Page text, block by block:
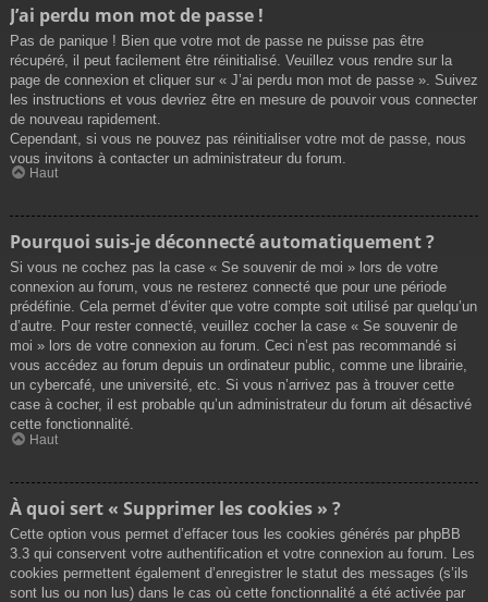
J’ai perdu mon mot de passe !
Pas de panique ! Bien que votre mot de passe ne puisse pas être
récupéré, il peut facilement être réinitialisé. Veuillez vous rendre sur la
page de connexion et cliquer sur « J’ai perdu mon mot de passe ». Suivez
les instructions et vous devriez être en mesure de pouvoir vous connecter
de nouveau rapidement.
Cependant, si vous ne pouvez pas réinitialiser votre mot de passe, nous
vous invitons à contacter un administrateur du forum.
Haut
Pourquoi suis-je déconnecté automatiquement ?
Si vous ne cochez pas la case « Se souvenir de moi » lors de votre
connexion au forum, vous ne resterez connecté que pour une période
prédéfinie. Cela permet d’éviter que votre compte soit utilisé par quelqu’un
d’autre. Pour rester connecté, veuillez cocher la case « Se souvenir de
moi » lors de votre connexion au forum. Ceci n’est pas recommandé si
vous accédez au forum depuis un ordinateur public, comme une librairie,
un cybercafé, une université, etc. Si vous n’arrivez pas à trouver cette
case à cocher, il est probable qu’un administrateur du forum ait désactivé
cette fonctionnalité.
Haut
À quoi sert « Supprimer les cookies » ?
Cette option vous permet d’effacer tous les cookies générés par phpBB
3.3 qui conservent votre authentification et votre connexion au forum. Les
cookies permettent également d’enregistrer le statut des messages (s’ils
sont lus ou non lus) dans le cas où cette fonctionnalité a été activée par